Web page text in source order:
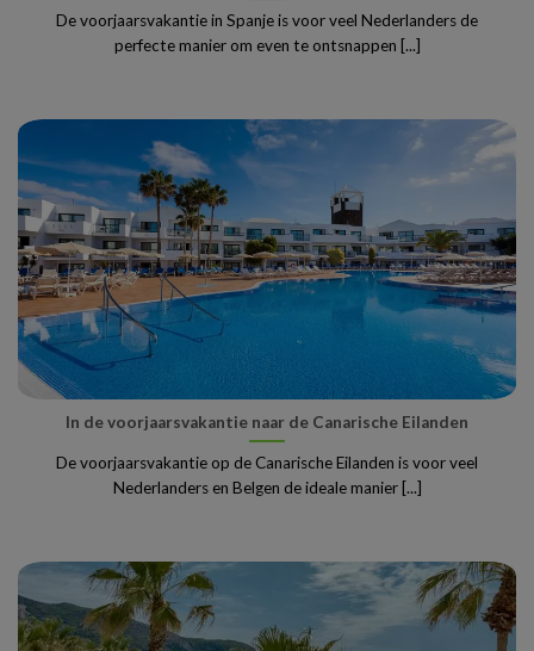
De voorjaarsvakantie in Spanje is voor veel Nederlanders de
perfecte manier om even te ontsnappen [...]
In de voorjaarsvakantie naar de Canarische Eilanden
De voorjaarsvakantie op de Canarische Eilanden is voor veel
Nederlanders en Belgen de ideale manier [...]